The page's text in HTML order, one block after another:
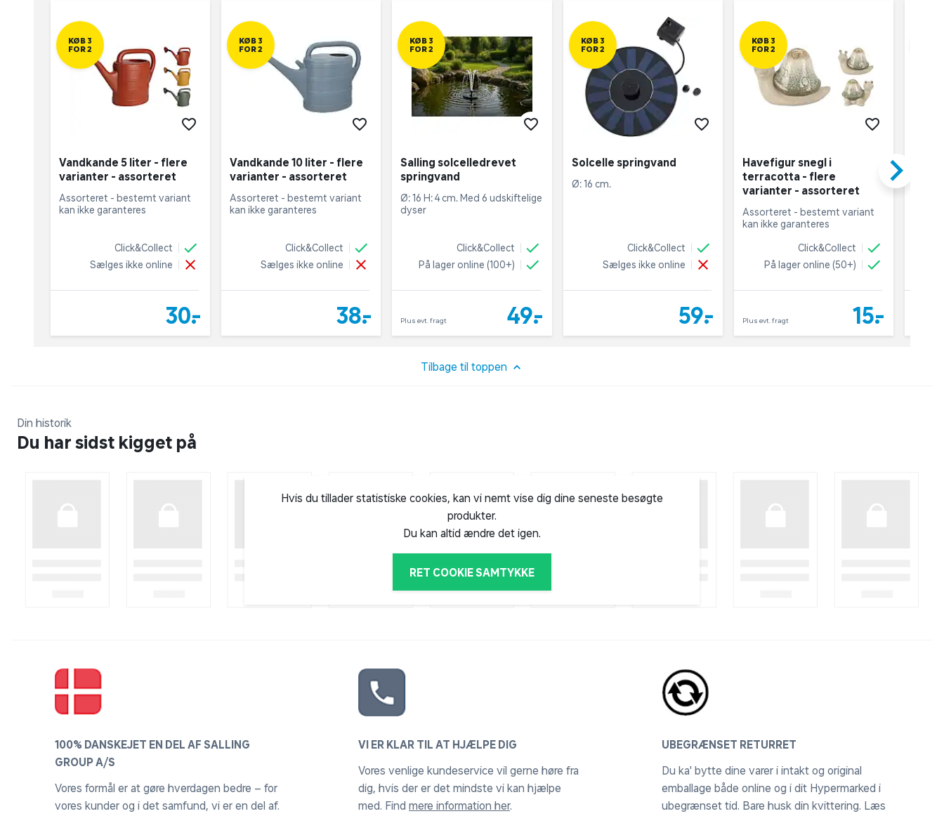
KØB 3
FOR 2
Vandkande 5 liter - flere
varianter - assorteret
Assorteret - bestemt variant
kan ikke garanteres
Click&Collect
Sælges ikke online
30,-
KØB 3
FOR 2
Vandkande 10 liter - flere
varianter - assorteret
Assorteret - bestemt variant
kan ikke garanteres
Click&Collect
Sælges ikke online
38,-
KØB 3
FOR 2
Salling solcelledrevet
springvand
Ø: 16 H: 4 cm. Med 6 udskiftelige
dyser
Click&Collect
På lager online (100+)
Plus evt. fragt 49,-
KØB 3
FOR 2
Solcelle springvand
Ø: 16 cm.
Click&Collect
Sælges ikke online
59,-
KØB 3
FOR 2
Havefigur snegl i
terracotta - flere
varianter - assorteret
Assorteret - bestemt variant
kan ikke garanteres
Click&Collect
På lager online (50+)
Plus evt. fragt 15,-
keyboard_arrow_right
Tilbage til toppen
Din historik
Du har sidst kigget på
Hvis du tillader statistiske cookies, kan vi nemt vise dig dine seneste besøgte
produkter.
Du kan altid ændre det igen.
RET COOKIE SAMTYKKE
100% DANSKEJET EN DEL AF SALLING
GROUP A/S
Vores formål er at gøre hverdagen bedre – for
vores kunder og i det samfund, vi er en del af.
VI ER KLAR TIL AT HJÆLPE DIG
Vores venlige kundeservice vil gerne høre fra
dig, hvis der er det mindste vi kan hjælpe
med. Find mere information her.
UBEGRÆNSET RETURRET
Du ka' bytte dine varer i intakt og original
emballage både online og i dit Hypermarked i
ubegrænset tid. Bare husk din kvittering. Læs